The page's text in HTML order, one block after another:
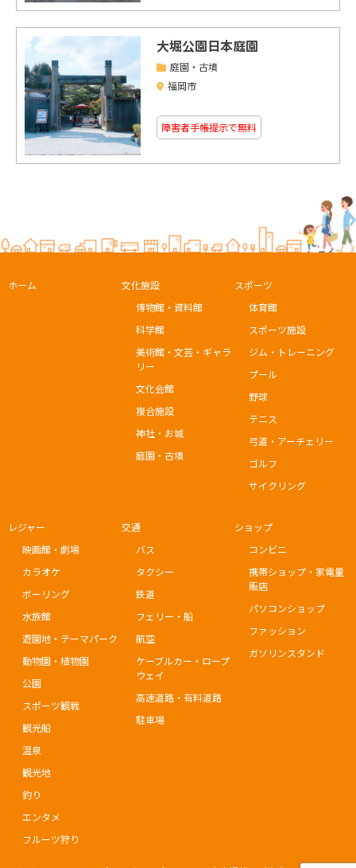
大堀公園日本庭園
庭園・古墳
福岡市
障害者手帳提示で無料
ホーム
文化施設
博物館・資料館
科学館
美術館・文芸・ギャラ
リー
文化会館
複合施設
神社・お城
庭園・古墳
スポーツ
体育館
スポーツ施設
ジム・トレーニング
プール
野球
テニス
弓道・アーチェリー
ゴルフ
サイクリング
レジャー
映画館・劇場
カラオケ
ボーリング
水族館
遊園地・テーマパーク
動物園・植物園
公園
スポーツ観戦
観光船
温泉
観光地
釣り
エンタメ
フルーツ狩り
交通
バス
タクシー
鉄道
フェリー・船
航空
ケーブルカー・ロープ
ウェイ
高速道路・有料道路
駐車場
ショップ
コンビニ
携帯ショップ・家電量
販店
パソコンショップ
ファッション
ガソリンスタンド